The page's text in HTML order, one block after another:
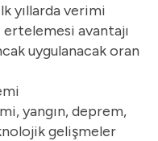
yıllarda verimi
avantajı
uygulanacak oran
yangın, deprem,
gelişmeler